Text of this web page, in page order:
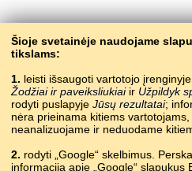
Šioje svetainėje naudojame
tikslams:
1. leisti išsaugoti vartotojo
Žodžiai ir paveiksliukiaiir Užpildyk
rodyti puslapyje Jūsų rezultatai;
nėra prieinama kitiems
neanalizuojame ir neduodame
2. rodyti „Google“ skelbimus.
informaciją apie „Google“ slapukus